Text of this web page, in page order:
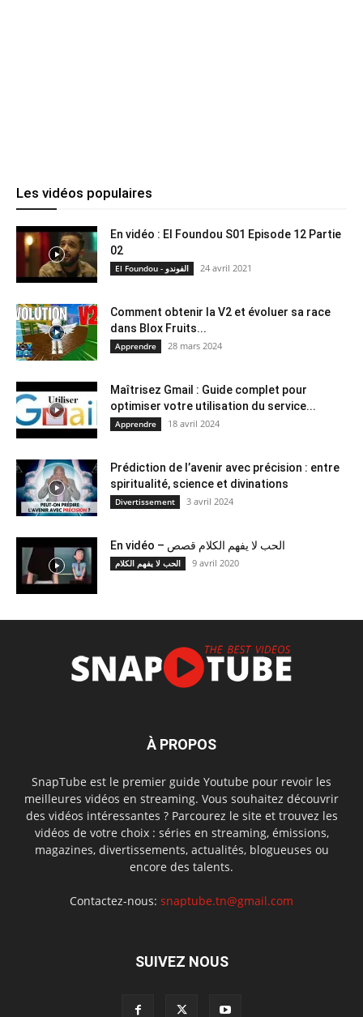
Les vidéos populaires
En vidéo : El Foundou S01 Episode 12 Partie
02
El Foundou - الفوندو 24 avril 2021
Comment obtenir la V2 et évoluer sa race
dans Blox Fruits...
Apprendre 28 mars 2024
Maîtrisez Gmail : Guide complet pour
optimiser votre utilisation du service...
Apprendre 18 avril 2024
Prédiction de l’avenir avec précision : entre
spiritualité, science et divinations
Divertissement 3 avril 2024
En vidéo – الحب لا يفهم الكلام قصص
الحب لا يفهم الكلام 9 avril 2020
À PROPOS
SnapTube est le premier guide Youtube pour revoir les
meilleures vidéos en streaming. Vous souhaitez découvrir
des vidéos intéressantes ? Parcourez le site et trouvez les
vidéos de votre choix : séries en streaming, émissions,
magazines, divertissements, actualités, blogueuses ou
encore des talents.
Contactez-nous: snaptube.tn@gmail.com
SUIVEZ NOUS